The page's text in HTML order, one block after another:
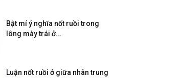
Bật mí ý nghĩa nốt ruồi trong
lông mày trái ở...
Luận nốt ruồi ở giữa nhân trung